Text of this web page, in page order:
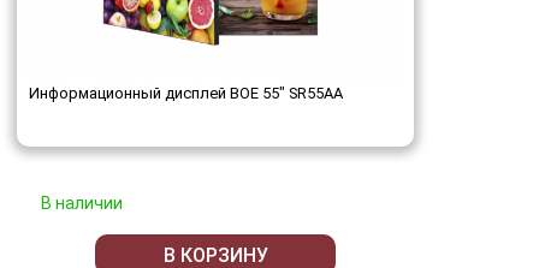
Информационный дисплей BOE 55" SR55AA
В наличии
В КОРЗИНУ